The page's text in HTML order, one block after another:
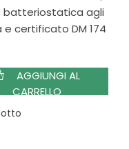
batteriostatica agli
certificato DM 174
AGGIUNGI AL
CARRELLO